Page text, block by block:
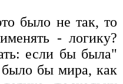
было не так, то
- логику?
если бы была"
бы мира, как